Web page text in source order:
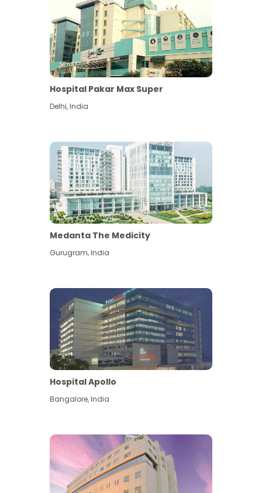
Hospital Pakar Max Super
Delhi,India
Medanta The Medicity
Gurugram,India
Hospital Apollo
Bangalore,India